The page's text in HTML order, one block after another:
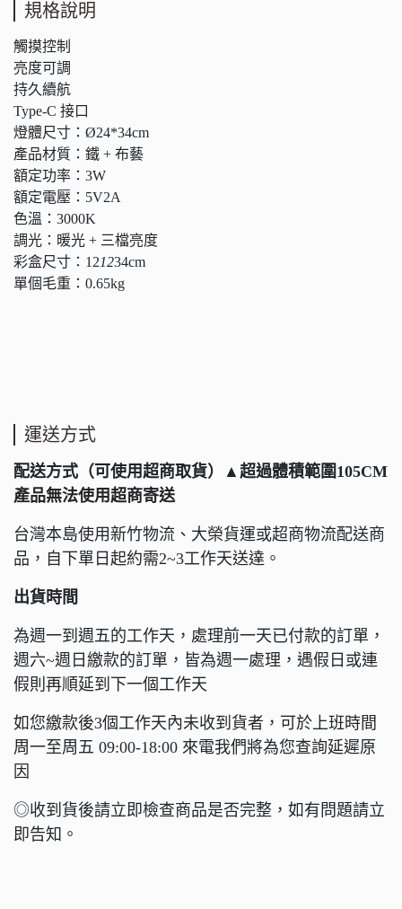
規格說明
觸摸控制
亮度可調
持久續航
Type-C 接口
燈體尺寸：Ø24*34cm
產品材質：鐵 + 布藝
額定功率：3W
額定電壓：5V2A
色溫：3000K
調光：暖光 + 三檔亮度
彩盒尺寸：121234cm
單個毛重：0.65kg
運送方式
配送方式（可使用超商取貨）▲ 超過體積範圍105CM
產品無法使用超商寄送
台灣本島使用新竹物流、大榮貨運或超商物流配送商
品，自下單日起約需2~3工作天送達。
出貨時間
為週一到週五的工作天，處理前一天已付款的訂單，
週六~週日繳款的訂單，皆為週一處理，遇假日或連
假則再順延到下一個工作天
如您繳款後3個工作天內未收到貨者，可於上班時間
周一至周五 09:00-18:00 來電我們將為您查詢延遲原
因
◎收到貨後請立即檢查商品是否完整，如有問題請立
即告知。